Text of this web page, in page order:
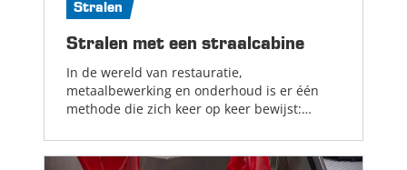
Stralen
Stralen met een straalcabine
In de wereld van restauratie,
metaalbewerking en onderhoud is er één
methode die zich keer op keer bewijst:
dat nu precies in zijn werking?...Lees meer